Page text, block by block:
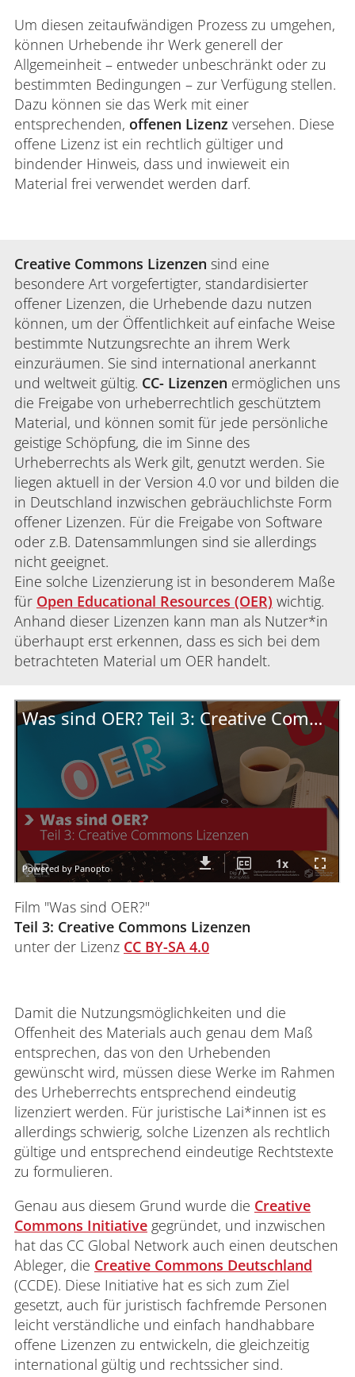
Um diesen zeitaufwändigen Prozess zu umgehen,
können Urhebende ihr Werk generell der
Allgemeinheit – entweder unbeschränkt oder zu
bestimmten Bedingungen – zur Verfügung stellen.
Dazu können sie das Werk mit einer
entsprechenden, offenen Lizenz versehen. Diese
offene Lizenz ist ein rechtlich gültiger und
bindender Hinweis, dass und inwieweit ein
Material frei verwendet werden darf.
Creative Commons Lizenzen sind eine
besondere Art vorgefertigter, standardisierter
offener Lizenzen, die Urhebende dazu nutzen
können, um der Öffentlichkeit auf einfache Weise
bestimmte Nutzungsrechte an ihrem Werk
einzuräumen. Sie sind international anerkannt
und weltweit gültig. CC- Lizenzen ermöglichen uns
die Freigabe von urheberrechtlich geschütztem
Material, und können somit für jede persönliche
geistige Schöpfung, die im Sinne des
Urheberrechts als Werk gilt, genutzt werden. Sie
liegen aktuell in der Version 4.0 vor und bilden die
in Deutschland inzwischen gebräuchlichste Form
offener Lizenzen. Für die Freigabe von Software
oder z.B. Datensammlungen sind sie allerdings
nicht geeignet.
Eine solche Lizenzierung ist in besonderem Maße
für Open Educational Resources (OER) wichtig.
Anhand dieser Lizenzen kann man als Nutzer*in
überhaupt erst erkennen, dass es sich bei dem
betrachteten Material um OER handelt.
Film "Was sind OER?"
Teil 3: Creative Commons Lizenzen
unter der Lizenz CC BY-SA 4.0
Damit die Nutzungsmöglichkeiten und die
Offenheit des Materials auch genau dem Maß
entsprechen, das von den Urhebenden
gewünscht wird, müssen diese Werke im Rahmen
des Urheberrechts entsprechend eindeutig
lizenziert werden. Für juristische Lai*innen ist es
allerdings schwierig, solche Lizenzen als rechtlich
gültige und entsprechend eindeutige Rechtstexte
zu formulieren.
Genau aus diesem Grund wurde die Creative
Commons Initiative gegründet, und inzwischen
hat das CC Global Network auch einen deutschen
Ableger, die Creative Commons Deutschland
(CCDE). Diese Initiative hat es sich zum Ziel
gesetzt, auch für juristisch fachfremde Personen
leicht verständliche und einfach handhabbare
offene Lizenzen zu entwickeln, die gleichzeitig
international gültig und rechtssicher sind.